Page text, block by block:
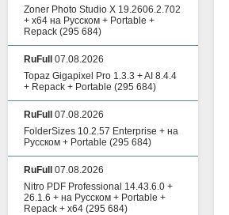
Zoner Photo Studio X 19.2606.2.702
+ x64 на Русском + Portable +
Repack (295 684)
RuFull
07.08.2026
Topaz Gigapixel Pro 1.3.3 + AI 8.4.4
+ Repack + Portable (295 684)
RuFull
07.08.2026
FolderSizes 10.2.57 Enterprise + на
Русском + Portable (295 684)
RuFull
07.08.2026
Nitro PDF Professional 14.43.6.0 +
26.1.6 + на Русском + Portable +
Repack + x64 (295 684)